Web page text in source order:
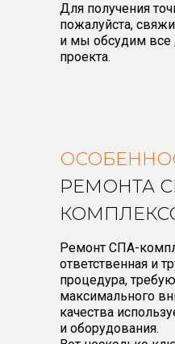
Для получения
пожалуйста,
и мы обсудим все
проекта.
РЕМОНТА
Ремонт СПА-
ответственная и
процедура,
максимального
качества
и оборудования.